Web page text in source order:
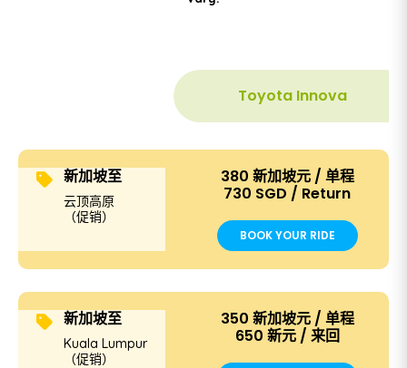
Toyota Innova
新加坡至
云顶高原
（促销）
380 新加坡元 / 单程
730 SGD / Return
BOOK YOUR RIDE
新加坡至
Kuala Lumpur
（促销）
350 新加坡元 / 单程
650 新元 / 来回